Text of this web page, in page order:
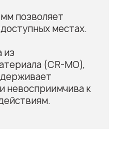
позволяет
местах.
из
(CR-MO),
невосприимчива к